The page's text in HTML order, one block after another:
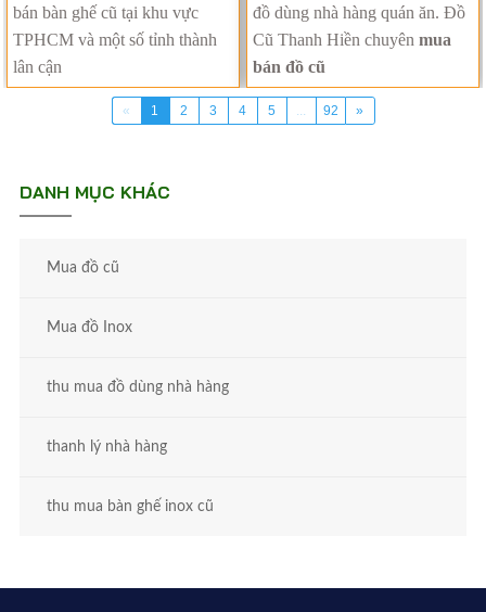
bán bàn ghế cũ tại khu vực
TPHCM và một số tỉnh thành
lân cận
đồ dùng nhà hàng quán ăn. Đồ
Cũ Thanh Hiền chuyên mua
bán đồ cũ
« 1 2 3 4 5 92 »
DANH MỤC KHÁC
Mua đồ cũ
Mua đồ Inox
thu mua đồ dùng nhà hàng
thanh lý nhà hàng
thu mua bàn ghế inox cũ